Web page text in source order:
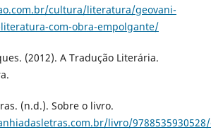
cultura/literatura/geovani-
com-obra-empolgante/
(2012). A Tradução Literária.
(n.d.). Sobre o livro.
livro/